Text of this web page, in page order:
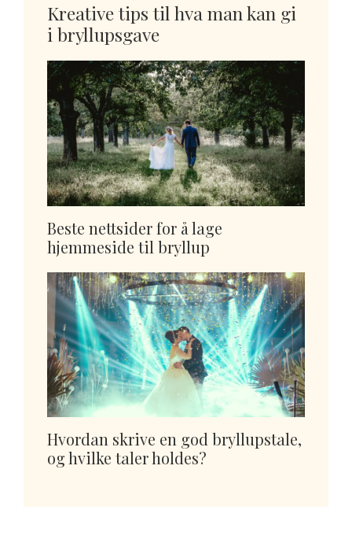
Kreative tips til hva man kan gi
i bryllupsgave
Beste nettsider for å lage
hjemmeside til bryllup
Hvordan skrive en god bryllupstale,
og hvilke taler holdes?